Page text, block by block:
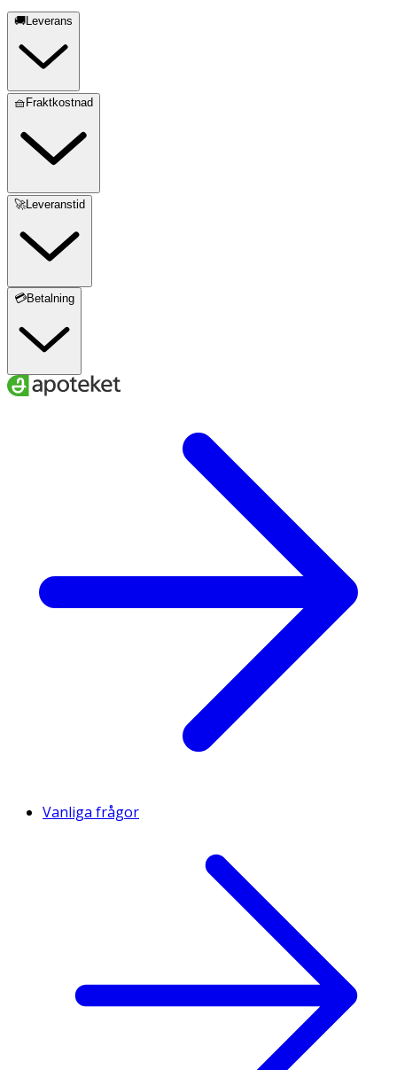
🚚Leverans
🧺Fraktkostnad
🚀Leveranstid
💳Betalning
Vanliga frågor